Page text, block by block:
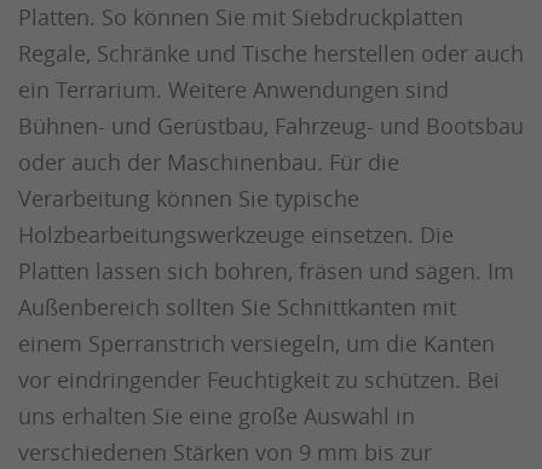
Platten. So können Sie mit Siebdruckplatten
Regale, Schränke und Tische herstellen oder auch
ein Terrarium. Weitere Anwendungen sind
Bühnen- und Gerüstbau, Fahrzeug- und Bootsbau
oder auch der Maschinenbau. Für die
Verarbeitung können Sie typische
Holzbearbeitungswerkzeuge einsetzen. Die
Platten lassen sich bohren, fräsen und sägen. Im
Außenbereich sollten Sie Schnittkanten mit
einem Sperranstrich versiegeln, um die Kanten
vor eindringender Feuchtigkeit zu schützen. Bei
uns erhalten Sie eine große Auswahl in
verschiedenen Stärken von 9 mm bis zur